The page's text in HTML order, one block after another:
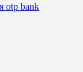
otp bank